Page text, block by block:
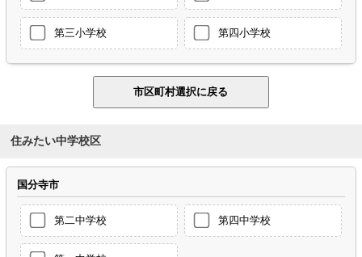
第三小学校 第四小学校
住みたい中学校区
国分寺市
第二中学校 第四中学校